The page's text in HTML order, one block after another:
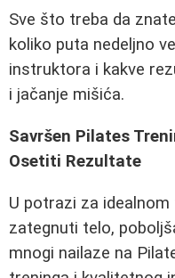
Sve što treba da
koliko puta nedeljno
instruktora i kakve
i jačanje mišića.
Savršen Pilates
Osetiti Rezultate
U potrazi za
zategnuti telo,
mnogi nailaze na